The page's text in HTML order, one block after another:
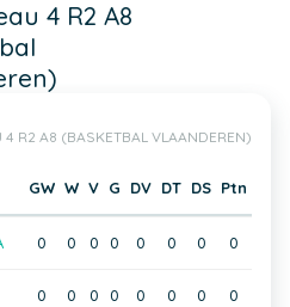
4 R2 A8
4 R2 A8 (BASKETBAL VLAANDEREN)
GW W V G DV DT DS Ptn
0 0 0 0 0 0 0 0
0 0 0 0 0 0 0 0